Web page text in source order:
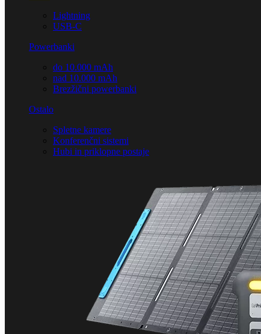
Lightning
USB-C
Powerbanki
do 10.000 mAh
nad 10.000 mAh
Brezžični powerbanki
Ostalo
Spletne kamere
Konferenčni sistemi
Hubi in priklopne postaje